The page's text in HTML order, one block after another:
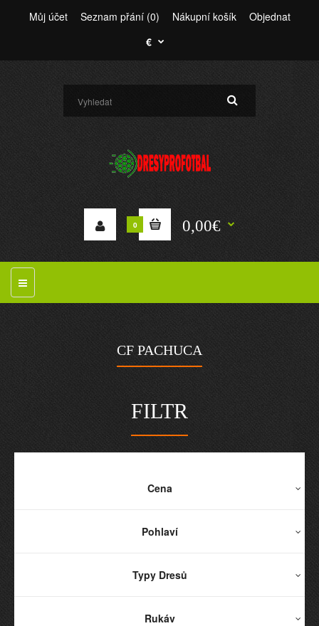
Můj účet Seznam přání (0) Nákupní košík
Objednat
€
0 0,00€
CF PACHUCA
FILTR
Cena
Pohlaví
Typy Dresů
Rukáv